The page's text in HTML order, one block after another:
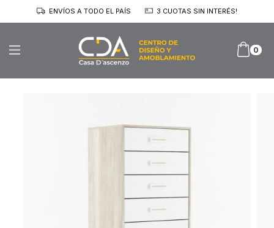
ENVÍOS A TODO EL PAÍS 3 CUOTAS SIN INTERÉS!
0